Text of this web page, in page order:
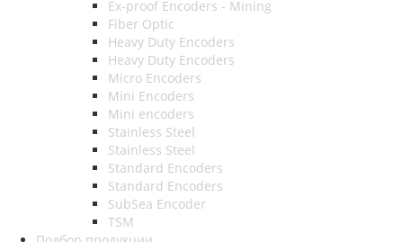
Ex-proof Encoders - Mining
Fiber Optic
Heavy Duty Encoders
Heavy Duty Encoders
Micro Encoders
Mini Encoders
Mini encoders
Stainless Steel
Stainless Steel
Standard Encoders
Standard Encoders
SubSea Encoder
TSM